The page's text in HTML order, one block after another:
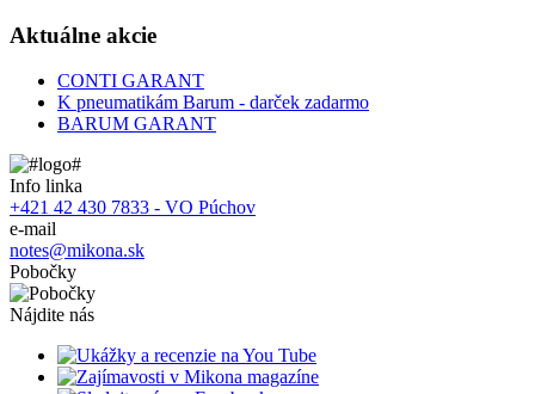
Aktuálne akcie
CONTI GARANT
K pneumatikám Barum - darček zadarmo
BARUM GARANT
Info linka
+421 42 430 7833 - VO Púchov
e-mail
notes@mikona.sk
Pobočky
Nájdite nás